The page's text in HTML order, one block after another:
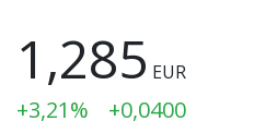
1,285 EUR
+3,21% +0,0400